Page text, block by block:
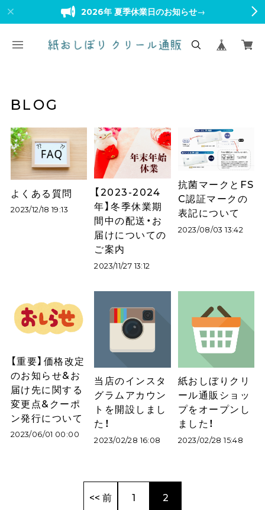
2026年 夏季休業日のお知らせ→
BLOG
よくある質問
2023/12/18 19:13
【2023-2024
年】冬季休業期
間中の配送・お
届けについての
ご案内
2023/11/27 13:12
抗菌マークとFS
C認証マークの
表記について
2023/08/03 13:42
【重要】価格改定
のお知らせ&お
届け先に関する
変更点&クーポ
ン発行について
2023/06/01 00:00
当店のインスタ
グラムアカウン
トを開設しまし
た！
2023/02/28 16:08
紙おしぼりクリ
ール通販ショッ
プをオープンし
ました！
2023/02/28 15:48
<< 前 1 2